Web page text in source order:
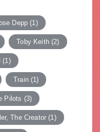
Depp (1)
Toby Keith(2)
(1)
Train(1)
Pilots (3)
The Creator (1)